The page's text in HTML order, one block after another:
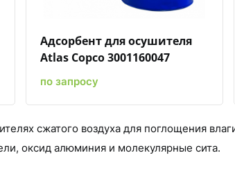
Адсорбент для осушителя
Atlas Copco 3001160047
по запросу
сжатого воздуха для поглощения
оксид алюминия и молекулярные сита.